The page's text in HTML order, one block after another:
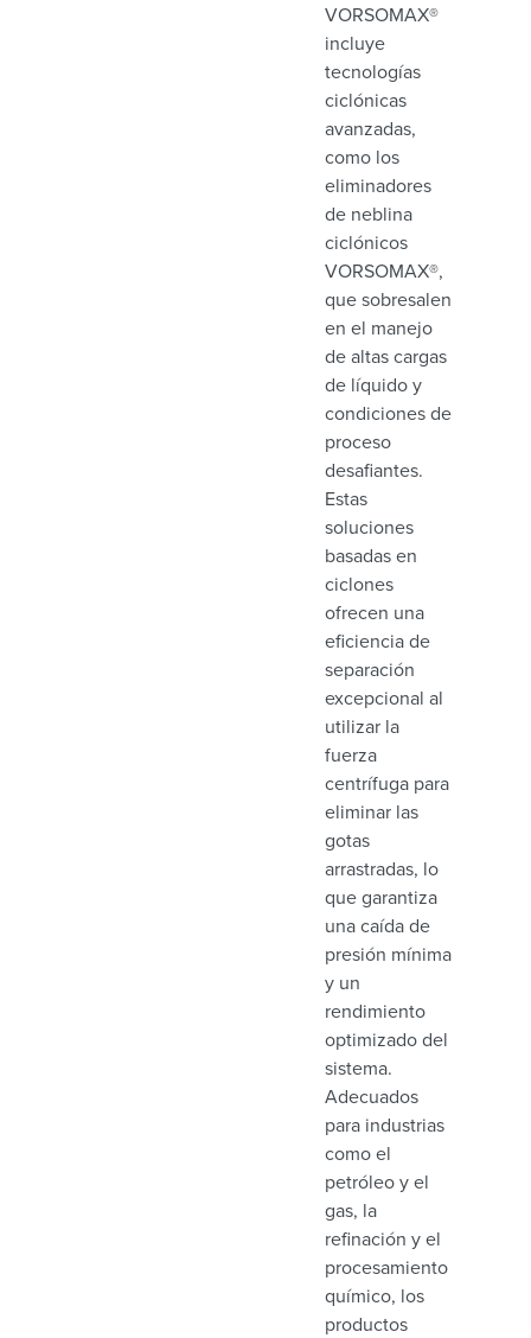
VORSOMAX®
incluye
tecnologías
ciclónicas
avanzadas,
como los
eliminadores
de neblina
ciclónicos
VORSOMAX®,
que sobresalen
en el manejo
de altas cargas
de líquido y
condiciones de
proceso
desafiantes.
Estas
soluciones
basadas en
ciclones
ofrecen una
eficiencia de
separación
excepcional al
utilizar la
fuerza
centrífuga para
eliminar las
gotas
arrastradas, lo
que garantiza
una caída de
presión mínima
y un
rendimiento
optimizado del
sistema.
Adecuados
para industrias
como el
petróleo y el
gas, la
refinación y el
procesamiento
químico, los
productos